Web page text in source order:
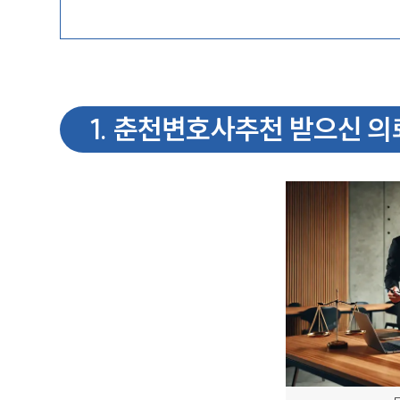
1. 춘천변호사추천 받으신 의